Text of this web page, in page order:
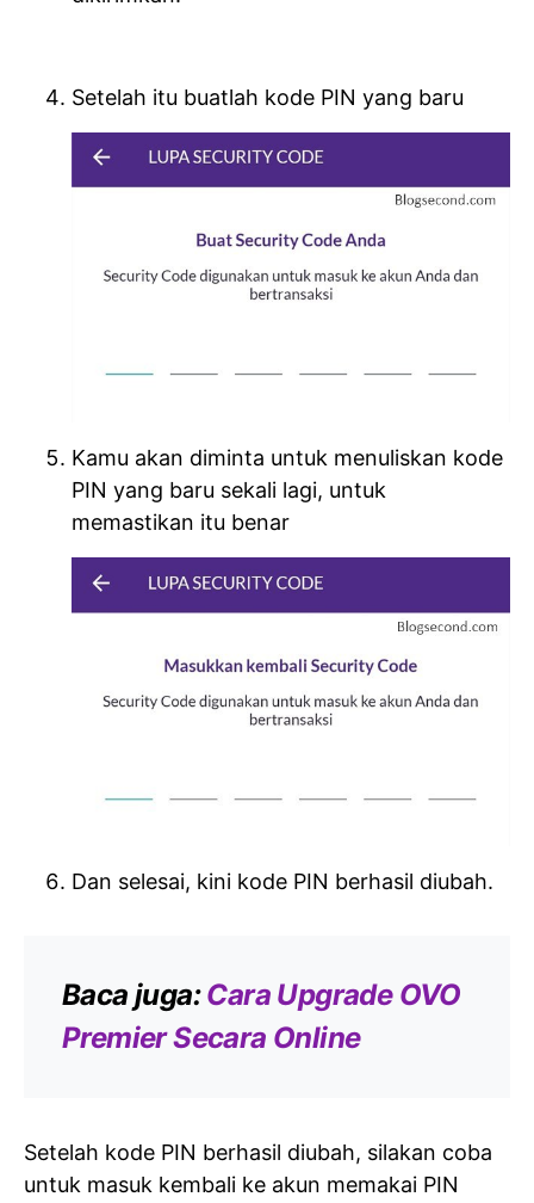
Setelah itu buatlah kode PIN yang baru
Kamu akan diminta untuk menuliskan kode
PIN yang baru sekali lagi, untuk
memastikan itu benar
Dan selesai, kini kode PIN berhasil diubah.
Baca juga:Cara Upgrade OVO
Premier Secara Online
Setelah kode PIN berhasil diubah, silakan coba
untuk masuk kembali ke akun memakai PIN